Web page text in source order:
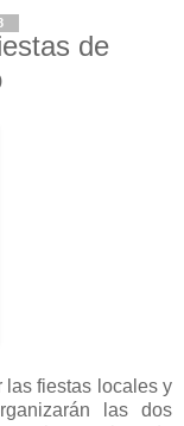
de
las fiestas locales y
las dos